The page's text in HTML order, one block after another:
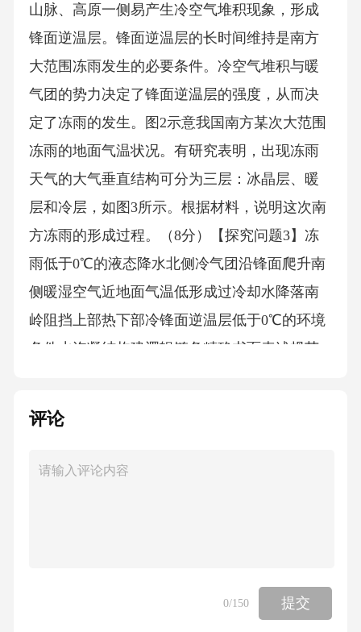
山脉、高原一侧易产生冷空气堆积现象，形成
锋面逆温层。锋面逆温层的长时间维持是南方
大范围冻雨发生的必要条件。冷空气堆积与暖
气团的势力决定了锋面逆温层的强度，从而决
定了冻雨的发生。图2示意我国南方某次大范围
冻雨的地面气温状况。有研究表明，出现冻雨
天气的大气垂直结构可分为三层：冰晶层、暖
层和冷层，如图3所示。根据材料，说明这次南
方冻雨的形成过程。（8分）【探究问题3】冻
雨低于0℃的液态降水北侧冷气团沿锋面爬升南
侧暖湿空气近地面气温低形成过冷却水降落南
岭阻挡上部热下部冷锋面逆温层低于0℃的环境
条件水汽凝结构建逻辑链条精确书面表述规范
侧暖湿空气沿锋面爬升，形成锋面逆温层，受
南岭阻挡，逆温层得以维持（2分）；③暖湿空
逆温层维持水汽凝结近地面低温（低于0℃）冷
评论
0/150 提交